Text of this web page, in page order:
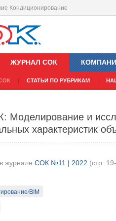
Кондиционирование
ЖУРНАЛ СОК
СТАТЬИ ПО РУБРИКАМ
Моделирование и
характеристик
журнале СОК №11 | 2022 (стр.
BIM
в воздушный
журнале СОК №11 | 2022 (стр.
дренаж, ливнестоки
сточных вод городов с
перед повторным её